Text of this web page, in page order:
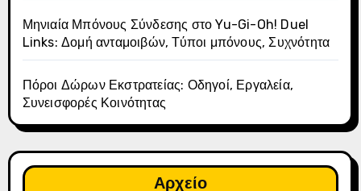
Μηνιαία Μπόνους Σύνδεσης στο Yu-Gi-Oh! Duel
Links: Δομή ανταμοιβών, Τύποι μπόνους, Συχνότητα
Πόροι Δώρων Εκστρατείας: Οδηγοί, Εργαλεία,
Συνεισφορές Κοινότητας
Αρχείο